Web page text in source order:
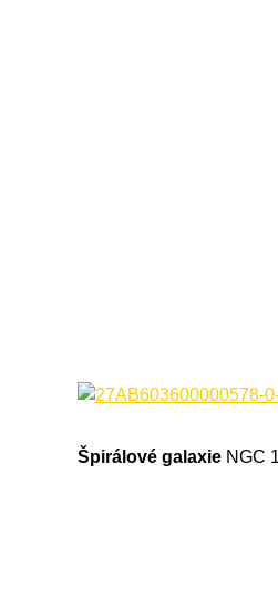
Špirálové galaxie NGC